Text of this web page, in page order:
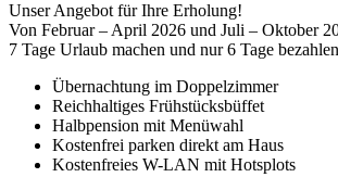
Unser Angebot für Ihre Erholung!
Von Februar – April 2026 und Juli – Oktober
7 Tage Urlaub machen und nur 6 Tage
Übernachtung im Doppelzimmer
Reichhaltiges Frühstücksbüffet
Halbpension mit Menüwahl
Kostenfrei parken direkt am Haus
Kostenfreies W-LAN mit Hotsplots